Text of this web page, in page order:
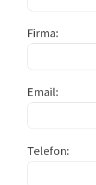
Firma
Email
Telefon